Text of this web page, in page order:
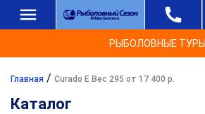
РЫБОЛОВНЫЕ ТУРЫ
Главная / Curado E Вес 295 от 17 400 р.
Каталог